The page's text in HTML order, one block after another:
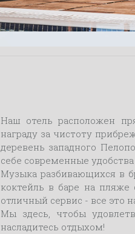
Наш отель расположен
награду за чистоту
деревень западного
себе современные
Музыка разбивающихся в
коктейль в баре на
отличный сервис - все это
Мы здесь, чтобы
насладитесь отдыхом!